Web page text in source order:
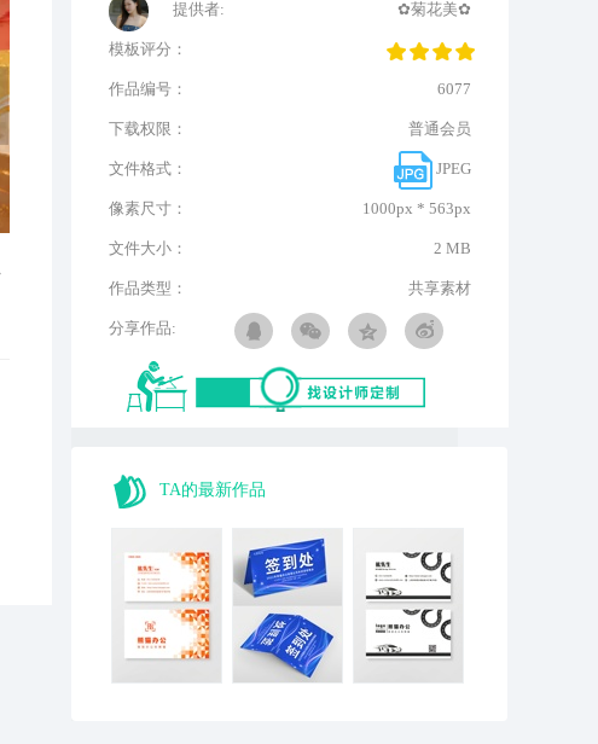
提供者: ✿菊花美✿
模板评分：
作品编号： 6077
下载权限： 普通会员
文件格式： JPEG
像素尺寸： 1000px * 563px
文件大小： 2 MB
作品类型： 共享素材
分享作品:
TA的最新作品